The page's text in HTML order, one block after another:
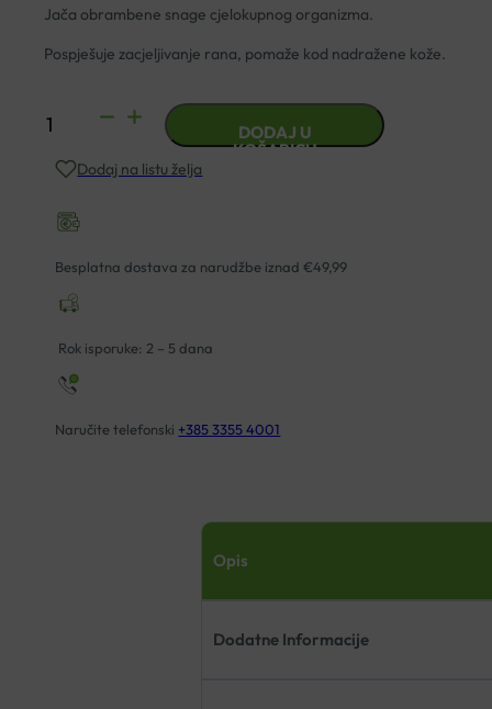
Jača obrambene snage cjelokupnog organizma.
Pospješuje zacjeljivanje rana, pomaže kod nadražene kože.
ČAJ
CVIJET
SUBAN
količina
DODAJ U
KOŠARICU
Dodaj na listu želja
Besplatna dostava za narudžbe iznad €49,99
Rok isporuke: 2 – 5 dana
Naručite telefonski +385 3355 4001
Opis
Dodatne Informacije